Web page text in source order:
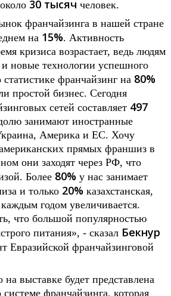
30 тысяч человек.
франчайзинга в нашей стране
на 15%. Активность
кризиса возрастает, ведь людям
новые технологии успешного
франчайзинг на 80%
простой бизнес. Сегодня
сетей составляет 497
занимают иностранные
Америка и ЕС. Хочу
прямых франшиз в
они заходят через РФ, что
Более 80% у нас занимает
и только 20% казахстанская,
годом увеличивается.
что большой популярностью
питания», - сказал Бекнур
Евразийской франчайзинговой
выставке будет представлена
франчайзинга, которая